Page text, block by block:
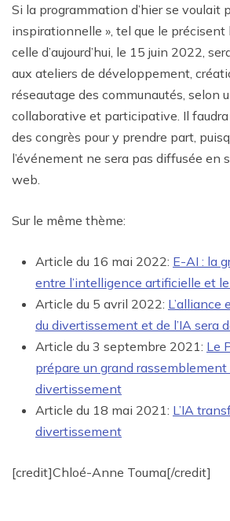
Si la programmation d’hier se voulait
inspirationnelle », tel que le précisent
celle d’aujourd’hui, le 15 juin 2022,
aux ateliers de développement,
réseautage des communautés, selon
collaborative et participative. Il faudra
des congrès pour y prendre part,
l’événement ne sera pas diffusée en
web.
Sur le même thème:
Article du 16 mai 2022: E-AI : la
entre l’intelligence artificielle et
Article du 5 avril 2022: L’alliance
du divertissement et de l’IA sera
Article du 3 septembre 2021: Le
prépare un grand rassemblement
divertissement
Article du 18 mai 2021: L’IA
divertissement
[credit]Chloé-Anne Touma[/credit]